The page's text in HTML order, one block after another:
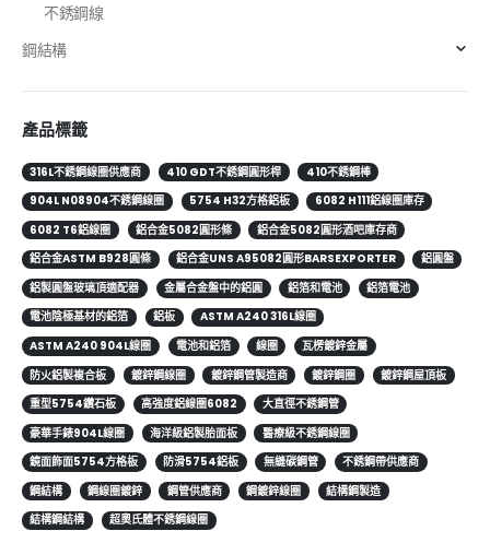
不銹鋼線
鋼結構
產品標籤
316L不銹鋼線圈供應商 410 GDT不銹鋼圓形桿
410不銹鋼棒
904L N08904不銹鋼線圈
5754 H32方格鋁板
6082 H111鋁線圈庫存
6082 T6鋁線圈
鋁合金5082圓形條
鋁合金5082圓形酒吧庫存商
鋁合金ASTM B928圓條
鋁合金UNS A95082圓形BARSEXPORTER
鋁圓盤
鋁製圓盤玻璃頂適配器
金屬合金盤中的鋁圓 鋁箔和電池
鋁箔電池
電池陰極基材的鋁箔
鋁板
ASTM A240 316L線圈
ASTM A240 904L線圈
電池和鋁箔 線圈
瓦楞鍍鋅金屬
防火鋁製複合板
鍍鋅鋼線圈 鍍鋅鋼管製造商 鍍鋅鋼圈
鍍鋅鋼屋頂板
重型5754鑽石板
高強度鋁線圈6082
大直徑不銹鋼管
豪華手錶904L線圈
海洋級鋁製胎面板
醫療級不銹鋼線圈
鏡面飾面5754方格板
防滑5754鋁板 無縫碳鋼管
不銹鋼帶供應商
鋼結構
鋼線圈鍍鋅 鋼管供應商 鋼鍍鋅線圈
結構鋼製造
結構鋼結構
超奧氏體不銹鋼線圈